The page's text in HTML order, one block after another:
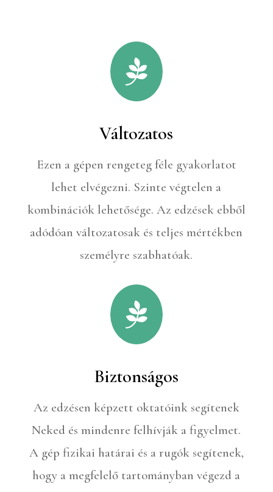

Változatos
Ezen a gépen rengeteg féle gyakorlatot
lehet elvégezni. Szinte végtelen a
kombinációk lehetősége. Az edzések ebből
adódóan változatosak és teljes mértékben
személyre szabhatóak.

Biztonságos
Az edzésen képzett oktatóink segítenek
Neked és mindenre felhívják a figyelmet.
A gép fizikai határai és a rugók segítenek,
hogy a megfelelő tartományban végezd a